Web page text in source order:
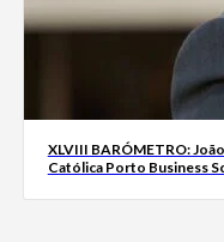
XLVIII BARÓMETRO:
Católica Porto Business